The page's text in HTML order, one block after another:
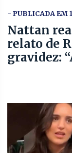
- PUBLICADA EM
Nattan
relato de
gravidez: